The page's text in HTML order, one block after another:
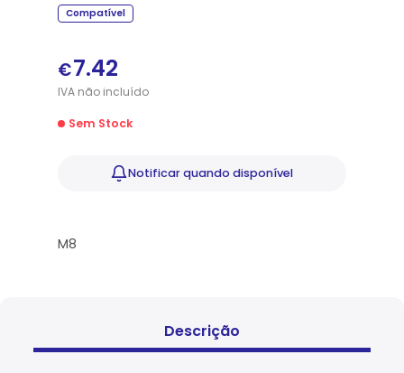
Compatível
€7.42
IVAnãoincluído
Sem Stock
Notificarquando disponível
M8
Descrição